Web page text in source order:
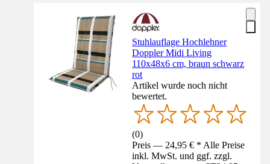
Stuhlauflage Hochlehner
Doppler Midi Living
110x48x6 cm, braun schwarz
rot
Artikel wurde noch nicht
bewertet.
(0)
Preis — 24,95 € * Alle Preise
inkl. MwSt. und ggf. zzgl.